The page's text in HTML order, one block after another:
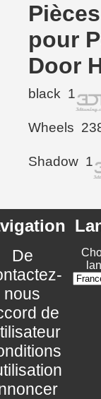
pour
Door
black 1
Wheels
Shadow 1
De
nous
de